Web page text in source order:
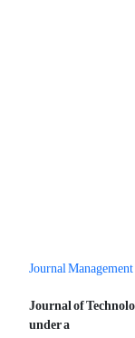
Journal of
under a